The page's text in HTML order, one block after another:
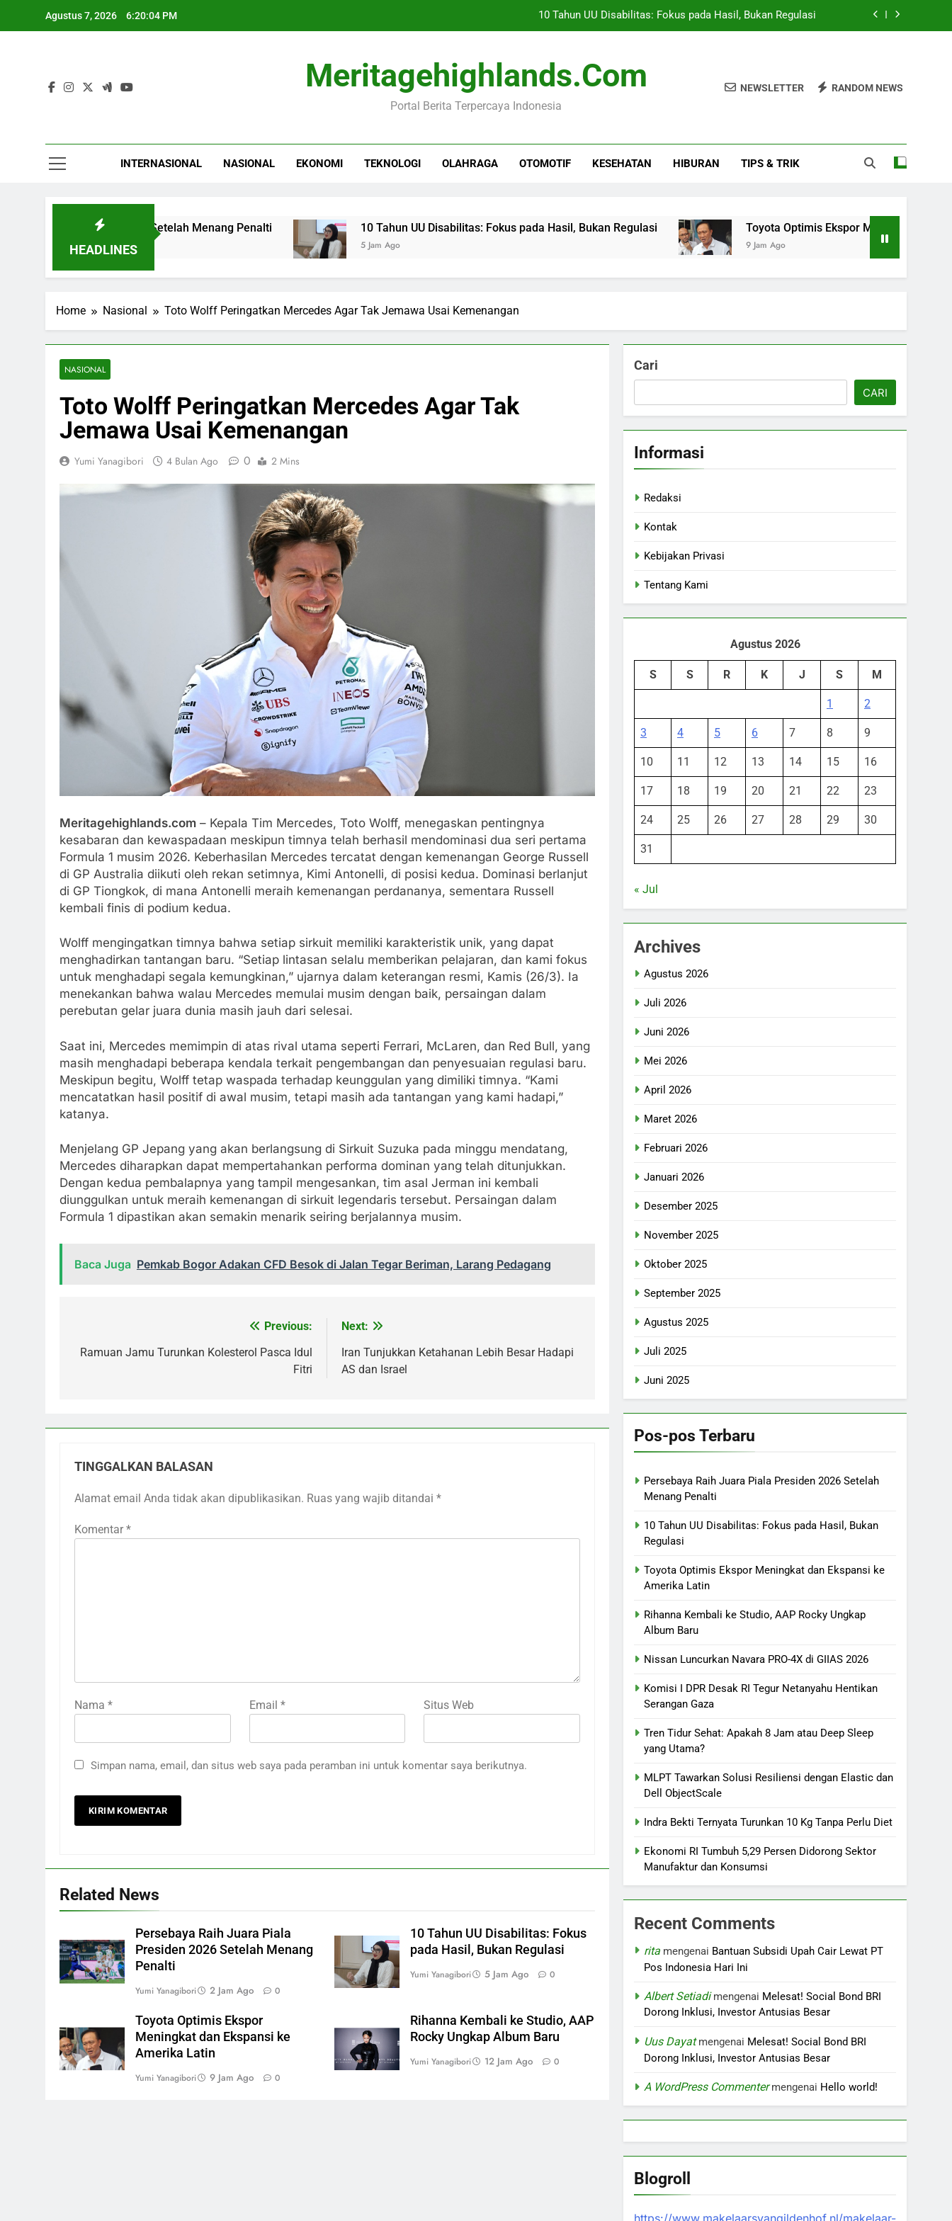
Agustus 7, 2026 6:20:05 PM 10 Tahun UU Disabilitas: Fokus pada Hasil, Bukan Regulasi
Rihanna Kembali ke Studio, AAP Rocky Ungkap Album Baru
Persebaya Raih Juara Piala Presiden 2026 Setelah Menang Penalti
Toyota Optimis Ekspor Meningkat dan Ekspansi ke Amerika Latin
Meritagehighlands.com
Portal Berita Terpercaya Indonesia
NEWSLETTER RANDOM NEWS
INTERNASIONAL NASIONAL EKONOMI TEKNOLOGI OLAHRAGA OTOMOTIF KESEHATAN HIBURAN TIPS & TRIK
HEADLINES
Presiden 2026 Setelah Menang Penalti 10 Tahun UU Disabilitas: Fokus pada Hasil, Bukan Regulasi
5 Jam Ago
Toyota Optimis Ekspor Meningkat dan Ekspansi ke
9 Jam Ago
Home Nasional Toto Wolff Peringatkan Mercedes Agar Tak Jemawa Usai Kemenangan
NASIONAL
Toto Wolff Peringatkan Mercedes Agar Tak
Jemawa Usai Kemenangan
Yumi Yanagibori 4 Bulan Ago 0 2 Mins
Meritagehighlands.com – Kepala Tim Mercedes, Toto Wolff, menegaskan pentingnya
kesabaran dan kewaspadaan meskipun timnya telah berhasil mendominasi dua seri pertama
Formula 1 musim 2026. Keberhasilan Mercedes tercatat dengan kemenangan George Russell
di GP Australia diikuti oleh rekan setimnya, Kimi Antonelli, di posisi kedua. Dominasi berlanjut
di GP Tiongkok, di mana Antonelli meraih kemenangan perdananya, sementara Russell
kembali finis di podium kedua.
Wolff mengingatkan timnya bahwa setiap sirkuit memiliki karakteristik unik, yang dapat
menghadirkan tantangan baru. “Setiap lintasan selalu memberikan pelajaran, dan kami fokus
untuk menghadapi segala kemungkinan,” ujarnya dalam keterangan resmi, Kamis (26/3). Ia
menekankan bahwa walau Mercedes memulai musim dengan baik, persaingan dalam
perebutan gelar juara dunia masih jauh dari selesai.
Saat ini, Mercedes memimpin di atas rival utama seperti Ferrari, McLaren, dan Red Bull, yang
masih menghadapi beberapa kendala terkait pengembangan dan penyesuaian regulasi baru.
Meskipun begitu, Wolff tetap waspada terhadap keunggulan yang dimiliki timnya. “Kami
mencatatkan hasil positif di awal musim, tetapi masih ada tantangan yang kami hadapi,”
katanya.
Menjelang GP Jepang yang akan berlangsung di Sirkuit Suzuka pada minggu mendatang,
Mercedes diharapkan dapat mempertahankan performa dominan yang telah ditunjukkan.
Dengan kedua pembalapnya yang tampil mengesankan, tim asal Jerman ini kembali
diunggulkan untuk meraih kemenangan di sirkuit legendaris tersebut. Persaingan dalam
Formula 1 dipastikan akan semakin menarik seiring berjalannya musim.
Baca Juga Pemkab Bogor Adakan CFD Besok di Jalan Tegar Beriman, Larang Pedagang
pos
Previous:
Ramuan Jamu Turunkan Kolesterol Pasca Idul
Fitri
Next:
Iran Tunjukkan Ketahanan Lebih Besar Hadapi
AS dan Israel
TINGGALKAN BALASAN
Alamat email Anda tidak akan dipublikasikan. Ruas yang wajib ditandai *
Komentar *
Nama * Email * Situs Web
Simpan nama, email, dan situs web saya pada peramban ini untuk komentar saya berikutnya.
Related News
Persebaya Raih Juara Piala
Presiden 2026 Setelah Menang
Penalti
Yumi Yanagibori 2 Jam Ago 0
10 Tahun UU Disabilitas: Fokus
pada Hasil, Bukan Regulasi
Yumi Yanagibori 5 Jam Ago 0
Toyota Optimis Ekspor
Meningkat dan Ekspansi ke
Amerika Latin
Yumi Yanagibori 9 Jam Ago 0
Rihanna Kembali ke Studio, AAP
Rocky Ungkap Album Baru
Yumi Yanagibori 12 Jam Ago 0
Cari
CARI
Informasi
Redaksi
Kontak
Kebijakan Privasi
Tentang Kami
Agustus 2026
S S R K J S M
1 2
3 4 5 6 7 8 9
10 11 12 13 14 15 16
17 18 19 20 21 22 23
24 25 26 27 28 29 30
31
« Jul
Archives
Agustus 2026
Juli 2026
Juni 2026
Mei 2026
April 2026
Maret 2026
Februari 2026
Januari 2026
Desember 2025
November 2025
Oktober 2025
September 2025
Agustus 2025
Juli 2025
Juni 2025
Pos-pos Terbaru
Persebaya Raih Juara Piala Presiden 2026 Setelah
Menang Penalti
10 Tahun UU Disabilitas: Fokus pada Hasil, Bukan
Regulasi
Toyota Optimis Ekspor Meningkat dan Ekspansi ke
Amerika Latin
Rihanna Kembali ke Studio, AAP Rocky Ungkap
Album Baru
Nissan Luncurkan Navara PRO-4X di GIIAS 2026
Komisi I DPR Desak RI Tegur Netanyahu Hentikan
Serangan Gaza
Tren Tidur Sehat: Apakah 8 Jam atau Deep Sleep
yang Utama?
MLPT Tawarkan Solusi Resiliensi dengan Elastic dan
Dell ObjectScale
Indra Bekti Ternyata Turunkan 10 Kg Tanpa Perlu Diet
Ekonomi RI Tumbuh 5,29 Persen Didorong Sektor
Manufaktur dan Konsumsi
Recent Comments
rita mengenai Bantuan Subsidi Upah Cair Lewat PT
Pos Indonesia Hari Ini
Albert Setiadimengenai Melesat! Social Bond BRI
Dorong Inklusi, Investor Antusias Besar
Uus Dayatmengenai Melesat! Social Bond BRI
Dorong Inklusi, Investor Antusias Besar
A WordPress Commentermengenai Hello world!
Blogroll
https://www.makelaarsvangildenhof.nl/makelaar-